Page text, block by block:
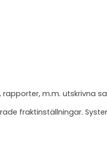
m.m. utskrivna
fraktinställningar.